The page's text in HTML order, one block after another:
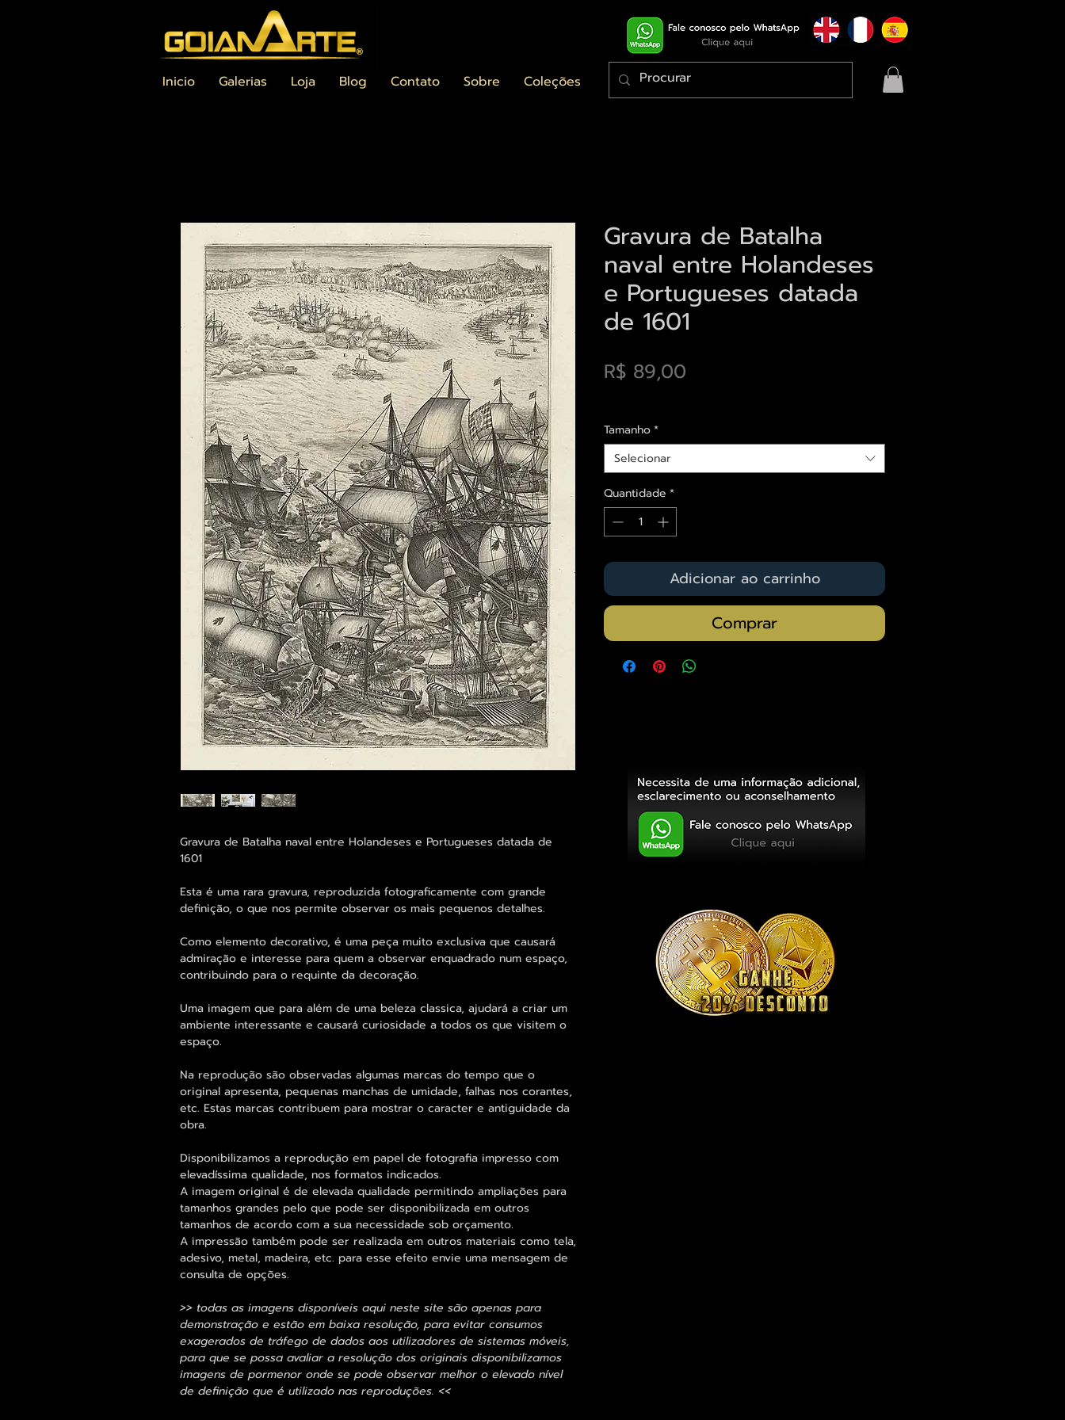
Inicio Galerias Loja Blog Contato Sobre Coleções
Gravura de Batalha naval entre Holandeses e Portugueses datada de
1601
Esta é uma rara gravura, reproduzida fotograficamente com grande
definição, o que nos permite observar os mais pequenos detalhes.
Como elemento decorativo, é uma peça muito exclusiva que causará
admiração e interesse para quem a observar enquadrado num espaço,
contribuindo para o requinte da decoração.
Uma imagem que para além de uma beleza classica, ajudará a criar um
ambiente interessante e causará curiosidade a todos os que visitem o
espaço.
Na reprodução são observadas algumas marcas do tempo que o
original apresenta, pequenas manchas de umidade, falhas nos corantes,
etc. Estas marcas contribuem para mostrar o caracter e antiguidade da
obra.
Disponibilizamos a reprodução em papel de fotografia impresso com
elevadíssima qualidade, nos formatos indicados.
A imagem original é de elevada qualidade permitindo ampliações para
tamanhos grandes pelo que pode ser disponibilizada em outros
tamanhos de acordo com a sua necessidade sob orçamento.
A impressão também pode ser realizada em outros materiais como tela,
adesivo, metal, madeira, etc. para esse efeito envie uma mensagem de
consulta de opções.
>> todas as imagens disponíveis aqui neste site são apenas para
demonstração e estão em baixa resolução, para evitar consumos
exagerados de tráfego de dados aos utilizadores de sistemas móveis,
para que se possa avaliar a resolução dos originais disponibilizamos
imagens de pormenor onde se pode observar melhor o elevado nível
de definição que é utilizado nas reproduções. <<
Gravura de Batalha
naval entre Holandeses
e Portugueses datada
de 1601
R$ 89,00
Tamanho*
Selecionar
Quantidade *
Adicionar ao carrinho
Comprar